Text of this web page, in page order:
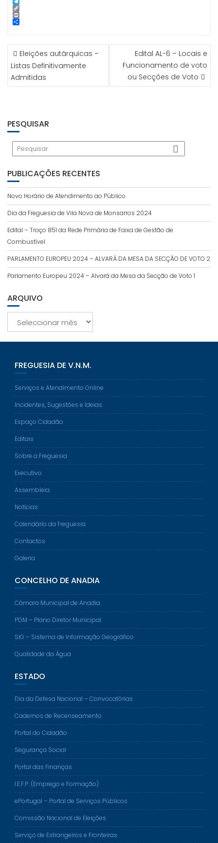
e
r
e
d
I
t
e
r
n
e
k
y
p
T
e
l
m
C
o
n
k
P
e
NAVEGAÇÃO
DE
ARTIGOS
Eleições autárquicas –
Listas Definitivamente
Admitidas
Edital AL-6 – Locais e
Funcionamento de voto
ou Secções de Voto
PESQUISAR
PUBLICAÇÕES RECENTES
Novo Horário de Atendimento ao Público
Dia da Freguesia de Vila Nova de Monsarros 2024
Edital – Troço 851 da Rede Primária de Faixa de Gestão de
Combustível
PARLAMENTO EUROPEU 2024 – ALVARÁ DA MESA DA SECÇÃO DE VOTO 2
Parlamento Europeu 2024 – Alvará da Mesa da Secção de Voto 1
ARQUIVO
FREGUESIA DE V.N.M.
Serviços e Atendimento Online
Incidentes, Sugestões e Ideias
Espaço Cidadão
Editais
Sobre a Freguesia
Executivo
Assembleia
Notícias
Calendário da Freguesia
Contactos
Galeria
CONCELHO DE ANADIA
Câmara Municipal de Anadia
PDM – Plano Diretor Municipal
SIG – Sistema de Informação Geográfico
Qualidade da Água
ESTADO
Dia da Defesa Nacional – Convocatórias
Cadernos de Recenseamento
Portal do Cidadão
Segurança Social
Portal das Finanças
I.E.F.P. (Emprego e Formação)
ePortugal – Portal de Serviços Públicos
Comissão Nacional de Eleições
Serviço de Estrangeiros e Fronteiras